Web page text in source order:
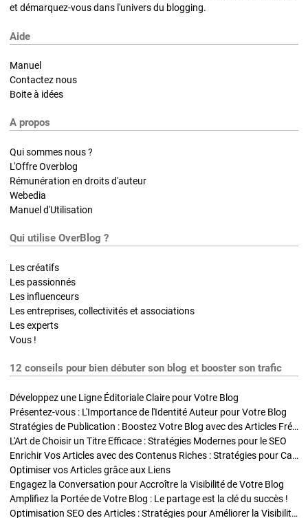
et démarquez-vous dans l'univers du blogging.
Aide
Manuel
Contactez nous
Boite à idées
A propos
Qui sommes nous ?
L'Offre Overblog
Rémunération en droits d'auteur
Webedia
Manuel d'Utilisation
Qui utilise OverBlog ?
Les créatifs
Les passionnés
Les influenceurs
Les entreprises, collectivités et associations
Les experts
Vous !
12 conseils pour bien débuter son blog et booster son trafic
Développez une Ligne Éditoriale Claire pour Votre Blog
Présentez-vous : L'Importance de l'Identité Auteur pour Votre Blog
Stratégies de Publication : Boostez Votre Blog avec des Articles Fréquents et Exclusifs
L'Art de Choisir un Titre Efficace : Stratégies Modernes pour le SEO
Enrichir Vos Articles avec des Contenus Riches : Stratégies pour Captiver et Optimiser
Optimiser vos Articles grâce aux Liens
Engagez la Conversation pour Accroître la Visibilité de Votre Blog
Amplifiez la Portée de Votre Blog : Le partage est la clé du succès !
Optimisation SEO des Articles : Stratégies pour Améliorer la Visibilité de Votre Blog